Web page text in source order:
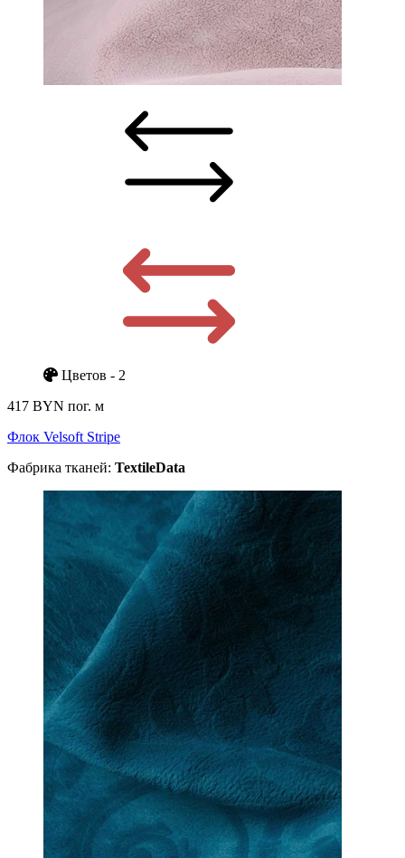
Цветов - 2
417 BYN пог. м
Флок Velsoft Stripe
Фабрика тканей: TextileData